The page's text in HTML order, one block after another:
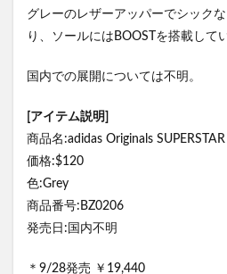
グレーのレザーアッパーでシック
り、ソールにはBOOSTを搭載して
国内での展開については不明。
[アイテム説明]
商品名:adidas Originals SUPERSTAR
価格:$120
色:Grey
商品番号:BZ0206
発売日:国内不明
＊9/28発売 ￥19,440